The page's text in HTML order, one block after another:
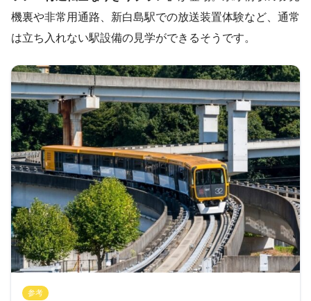
機裏や非常用通路、新白島駅での放送装置体験など、通常
は立ち入れない駅設備の見学ができるそうです。
参考